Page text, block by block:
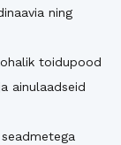
ning
toidupood
ainulaadseid